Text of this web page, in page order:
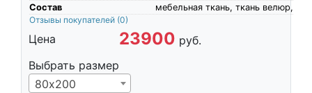
Состав
мебельная ткань, ткань велюр,
Отзывы покупателей (0)
Цена 23900 руб.
Выбрать размер
80х200